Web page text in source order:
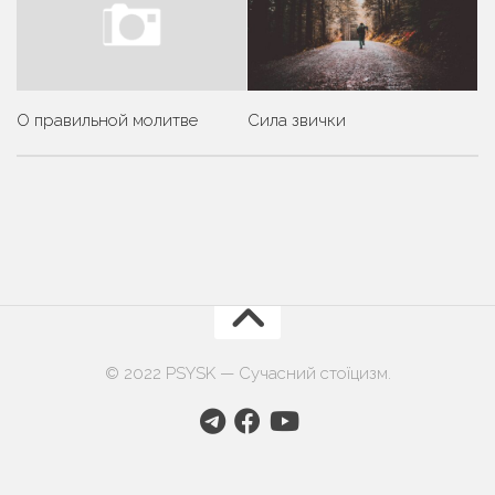
О правильной молитве Сила звички
© 2022 PSYSK — Сучасний стоїцизм.